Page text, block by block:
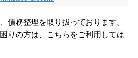
債務整理を取り扱っております。
りの方は、こちらをご利用しては